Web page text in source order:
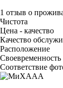
1 отзыв о
Чистота
Цена - качество
Качество
Расположение
Своевременность
Соответствие